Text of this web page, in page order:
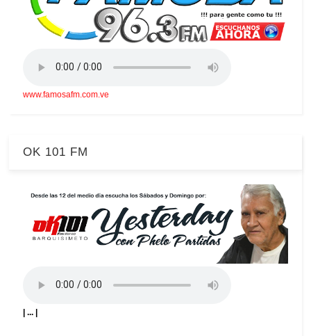
www.famosafm.com.ve
OK 101 FM
| ... |